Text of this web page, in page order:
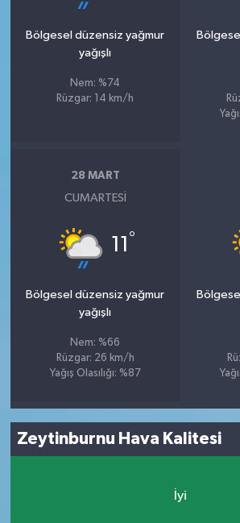
Bölgesel düzensiz yağmur
yağışlı
Nem: %74
Rüzgar: 14 km/h
28 MART
CUMARTESI
11 °
Bölgesel düzensiz yağmur
yağışlı
Nem: %66
Rüzgar: 26 km/h
Yağış Olasılığı: %87
Zeytinburnu Hava Kalitesi
İyi